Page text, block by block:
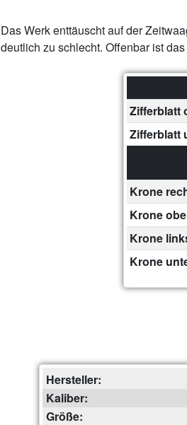
Das Werk enttäuscht auf der
deutlich zu schlecht. Offenbar ist
Zifferblatt
Zifferblatt
Krone
Krone
Krone
Krone
Hersteller:
Kaliber:
Größe: